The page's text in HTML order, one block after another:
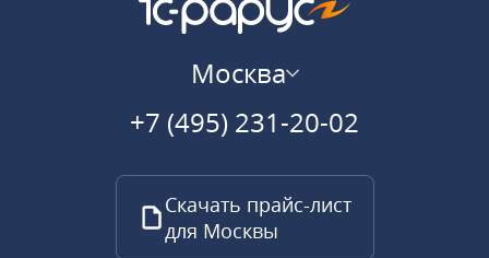
Москва
+7 (495) 231-20-02
Скачать прайс-лист
для Москвы